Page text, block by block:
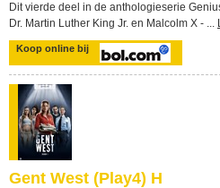
Dit vierde deel in de anthologieserie
Dr. Martin Luther King Jr. en Malcolm X - ...
Koop online bij
Gent West (Play4) H